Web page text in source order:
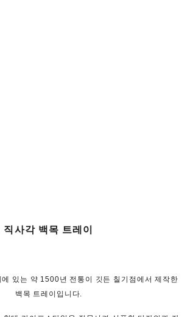
직사각 백목 트레이
있는 약 1500년 전통이 깃든 칠기점에서 제작한
백목 트레이입니다.